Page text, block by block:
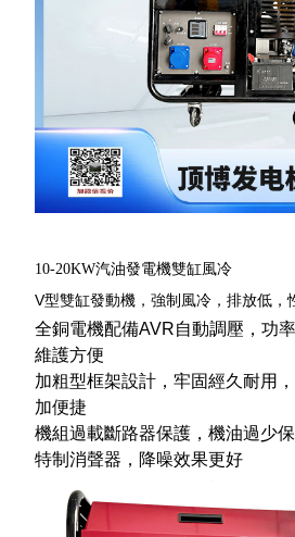
10-20KW汽油發電機雙缸風冷
V型雙缸發動機，強制風冷，排放低，
全銅電機配備AVR自動調壓，功
維護方便
加粗型框架設計，牢固經久耐用
加便捷
機組過載斷路器保護，機油過少
特制消聲器，降噪效果更好